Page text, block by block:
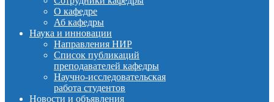
О кафедре
Аб кафедры
Наука и инновации
Направления НИР
Список публикаций
преподавателей кафедры
Научно-исследовательская
работа студентов
Новости и объявления